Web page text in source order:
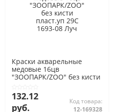
Краски акварельные
медовые 16цв
"ЗООПАРК/ZOO" без кисти
132.12
руб.
Код товара:
12-169328